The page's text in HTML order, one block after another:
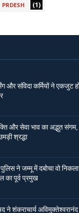
PRDESH (1)
और संविदा कर्मियों ने एकजुट
और सेवा भाव का अद्भुत संगम,
श्रद्धा
ने जम्मू में दबोचा वो निकला
का पूर्व प्रमुख
ने शंकराचार्य